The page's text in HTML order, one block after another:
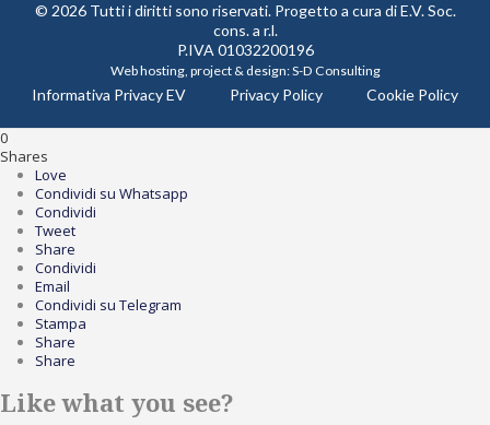
© 2026 Tutti i diritti sono riservati. Progetto a cura diE.V. Soc.
cons. a r.l.
P.IVA 01032200196
Web hosting, project & design:S-D Consulting
Informativa Privacy EV Privacy Policy Cookie Policy
0
Shares
Love
Condividi su Whatsapp
Condividi
Tweet
Share
Condividi
Email
Condividi su Telegram
Stampa
Share
Share
Like what you see?